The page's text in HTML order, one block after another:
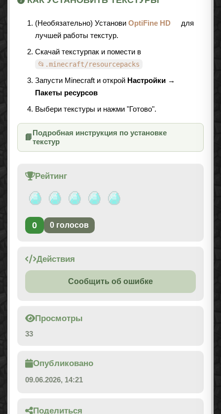
(Необязательно) Установи OptiFine HD
для
лучшей работы текстур.
Скачай текстурпак и помести в
📂.minecraft/resourcepacks
Запусти Minecraft и открой Настройки →
Пакеты ресурсов
Выбери текстуры и нажми "Готово".
📘
Подробная инструкция по установке
текстур
Рейтинг
0 0 голосов
Действия
Сообщить об ошибке
Просмотры
33
Опубликовано
09.06.2026, 14:21
Поделиться